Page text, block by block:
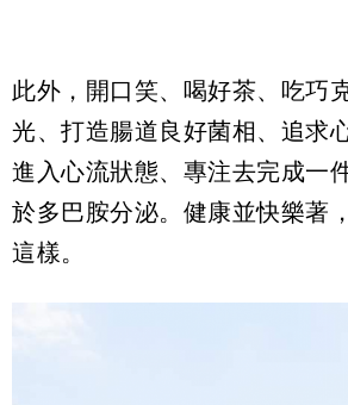
此外，開口笑、喝好茶、吃巧
光、打造腸道良好菌相、追求
進入心流狀態、專注去完成一
於多巴胺分泌。健康並快樂著
這樣。